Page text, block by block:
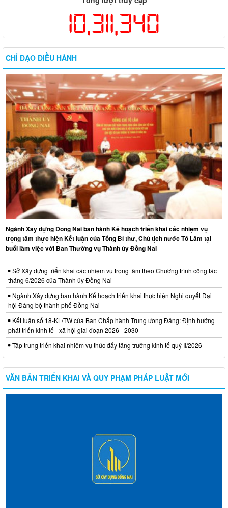
10,311,340
CHỈ ĐẠO ĐIỀU HÀNH
Ngành Xây dựng Đồng Nai ban hành Kế hoạch triển khai các nhiệm vụ
trọng tâm thực hiện Kết luận của Tổng Bí thư, Chủ tịch nước Tô Lâm tại
buổi làm việc với Ban Thường vụ Thành ủy Đồng Nai
Sở Xây dựng triển khai các nhiệm vụ trọng tâm theo Chương trình công tác
tháng 6/2026 của Thành ủy Đồng Nai
Ngành Xây dựng ban hành Kế hoạch triển khai thực hiện Nghị quyết Đại
hội Đảng bộ thành phố Đồng Nai
Kết luận số 18-KL/TW của Ban Chấp hành Trung ương Đảng: Định hướng
phát triển kinh tế - xã hội giai đoạn 2026 - 2030
Tập trung triển khai nhiệm vụ thúc đẩy tăng trưởng kinh tế quý II/2026
VĂN BẢN TRIỂN KHAI VÀ QUY PHẠM PHÁP LUẬT MỚI